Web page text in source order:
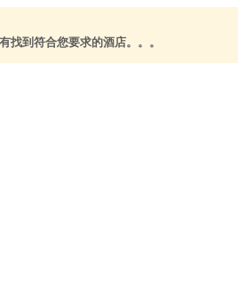
找到符合您要求的酒店。。。